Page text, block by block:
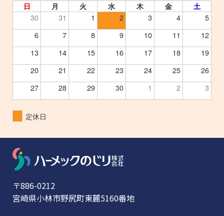
日 月 火 水 木 金 土
30 31 1 2 3 4
5
6
7 8 9 10 11
12
13
14 15 16 17 18
19
20
21 22 23 24 25
26
27
28 29 30 1 2 3
定休日
〒886-0212
宮崎県小林市野尻町東麓5160番地